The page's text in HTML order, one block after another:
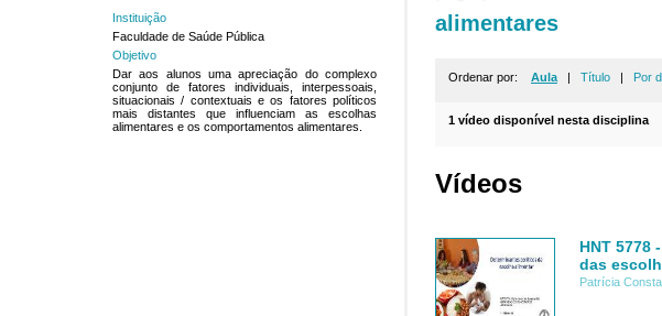
Instituição
Faculdade de Saúde Pública
Objetivo
Dar aos alunos uma apreciação do complexo
conjunto de fatores individuais, interpessoais,
situacionais / contextuais e os fatores políticos
mais distantes que influenciam as escolhas
alimentares e os comportamentos alimentares.
alimentares
Ordenar por: Aula | Título | Por
1 vídeo disponível nesta disciplina
Vídeos
HNT 5778
das
Patrícia